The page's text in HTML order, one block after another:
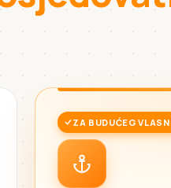
ZA BUDUĆEG